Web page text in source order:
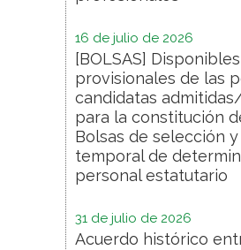
16 de julio de 2026
[BOLSAS]
provisionales de las
candidatas
para la constitución
Bolsas de selección
temporal de
personal estatutario
31 de julio de 2026
Acuerdo histórico